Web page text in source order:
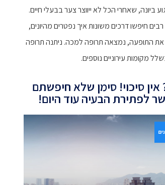
שאחרי הכל לא ייווצר צער בבעלי חיים.
חיפשו דרכים משונות איך נפטרים מהיונים,
את התופעה, נמצאה תרופה למכה. ניתנה תרופה
מקומות עירוניים נוספים.
סיכוי! סימן שלא חיפשתם
לפתירת הבעיה עוד היום!